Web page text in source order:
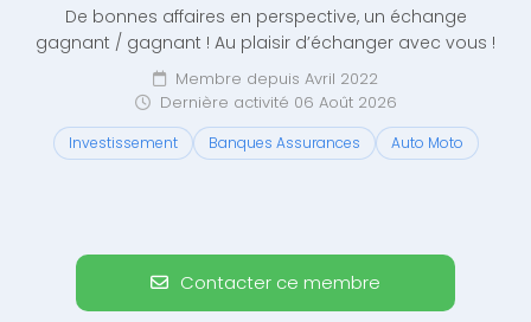
De bonnes affaires en perspective, un échange
gagnant / gagnant ! Au plaisir d’échanger avec vous !
Membre depuis Avril 2022
Dernière activité 06 Août 2026
Investissement Banques Assurances Auto Moto
Contacter ce membre